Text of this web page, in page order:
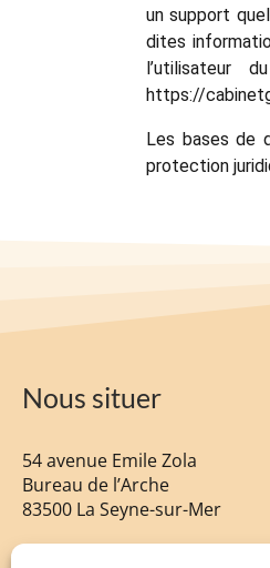
un support
dites
l’utilisateur
https://
Les bases de
protection
Nous situer
54 avenue Emile Zola
Bureau de l’Arche
83500 La Seyne-sur-Mer
tel :04 92 94 58 96